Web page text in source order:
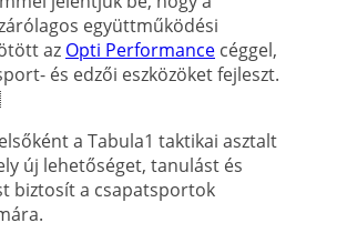
együttműködési
az Opti Performance céggel,
és edzői eszközöket fejleszt.
a Tabula1 taktikai asztalt
új lehetőséget, tanulást és
biztosít a csapatsportok